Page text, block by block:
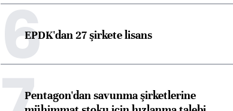
6EPDK'dan 27 şirkete lisans
Pentagon'dan savunma şirketlerine